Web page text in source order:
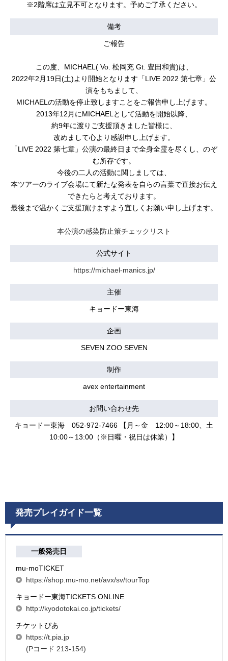
※2階席は立見不可となります。予めご了承ください。
備考
ご報告
この度、MICHAEL( Vo. 松岡充 Gt. 豊田和貴)は、
2022年2月19日(土)より開始となります「LIVE 2022 第七章」公
演をもちまして、
MICHAELの活動を停止致しますことをご報告申し上げます。
2013年12月にMICHAELとして活動を開始以降、
約9年に渡りご支援頂きました皆様に、
改めまして心より感謝申し上げます。
「LIVE 2022 第七章」公演の最終日まで全身全霊を尽くし、のぞ
む所存です。
今後の二人の活動に関しましては、
本ツアーのライブ会場にて新たな発表を自らの言葉で直接お伝え
できたらと考えております。
最後まで温かくご支援頂けますよう宜しくお願い申し上げます。
本公演の感染防止策チェックリスト
公式サイト
https://michael-manics.jp/
主催
キョードー東海
企画
SEVEN ZOO SEVEN
制作
avex entertainment
お問い合わせ先
キョードー東海 052-972-7466 【月～金 12:00～18:00、土
10:00～13:00（※日曜・祝日は休業）】
発売プレイガイド一覧
一般発売日
mu-moTICKET
https://shop.mu-mo.net/avx/sv/tourTop
キョードー東海TICKETS ONLINE
http://kyodotokai.co.jp/tickets/
チケットぴあ
https://t.pia.jp
(Pコード 213-154)